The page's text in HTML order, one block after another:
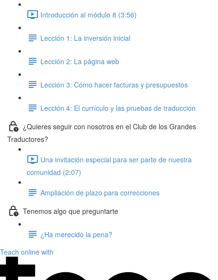
Introducción al módulo 8 (3:56)
Lección 1: La inversión inicial
Lección 2: La página web
Lección 3: Cómo hacer facturas y presupuestos
Lección 4: El currículo y las pruebas de traducción
¿Quieres seguir con nosotros en el Club de los Grandes
Traductores?
Una invitación especial para ser parte de nuestra
comunidad (2:07)
Ampliación de plazo para correcciones
Tenemos algo que preguntarte
¿Ha merecido la pena?
Teach online with